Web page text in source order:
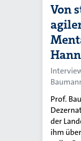
Von
Prof.
der
ihm